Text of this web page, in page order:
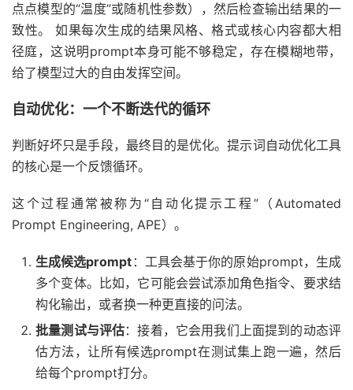
点点模型的“温度”或随机性参数），然后检查输出结果的一
致性。 如果每次生成的结果风格、格式或核心内容都大相
径庭，这说明prompt本身可能不够稳定，存在模糊地带，
给了模型过大的自由发挥空间。
自动优化：一个不断迭代的循环
判断好坏只是手段，最终目的是优化。提示词自动优化工具
的核心是一个反馈循环。
这个过程通常被称为“自动化提示工程”（Automated
Prompt Engineering, APE）。
生成候选prompt ：工具会基于你的原始prompt，生成
多个变体。比如，它可能会尝试添加角色指令、要求结
构化输出，或者换一种更直接的问法。
批量测试与评估：接着，它会用我们上面提到的动态评
估方法，让所有候选prompt在测试集上跑一遍，然后
给每个prompt打分。